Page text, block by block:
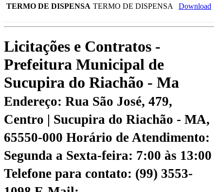
TERMO DE DISPENSA TERMO DE DISPENSA Download
Licitações e Contratos -
Prefeitura Municipal de
Sucupira do Riachão - Ma
Endereço: Rua São José, 479,
Centro | Sucupira do Riachão - MA,
65550-000 Horário de Atendimento:
Segunda a Sexta-feira: 7:00 às 13:00
Telefone para contato: (99) 3553-